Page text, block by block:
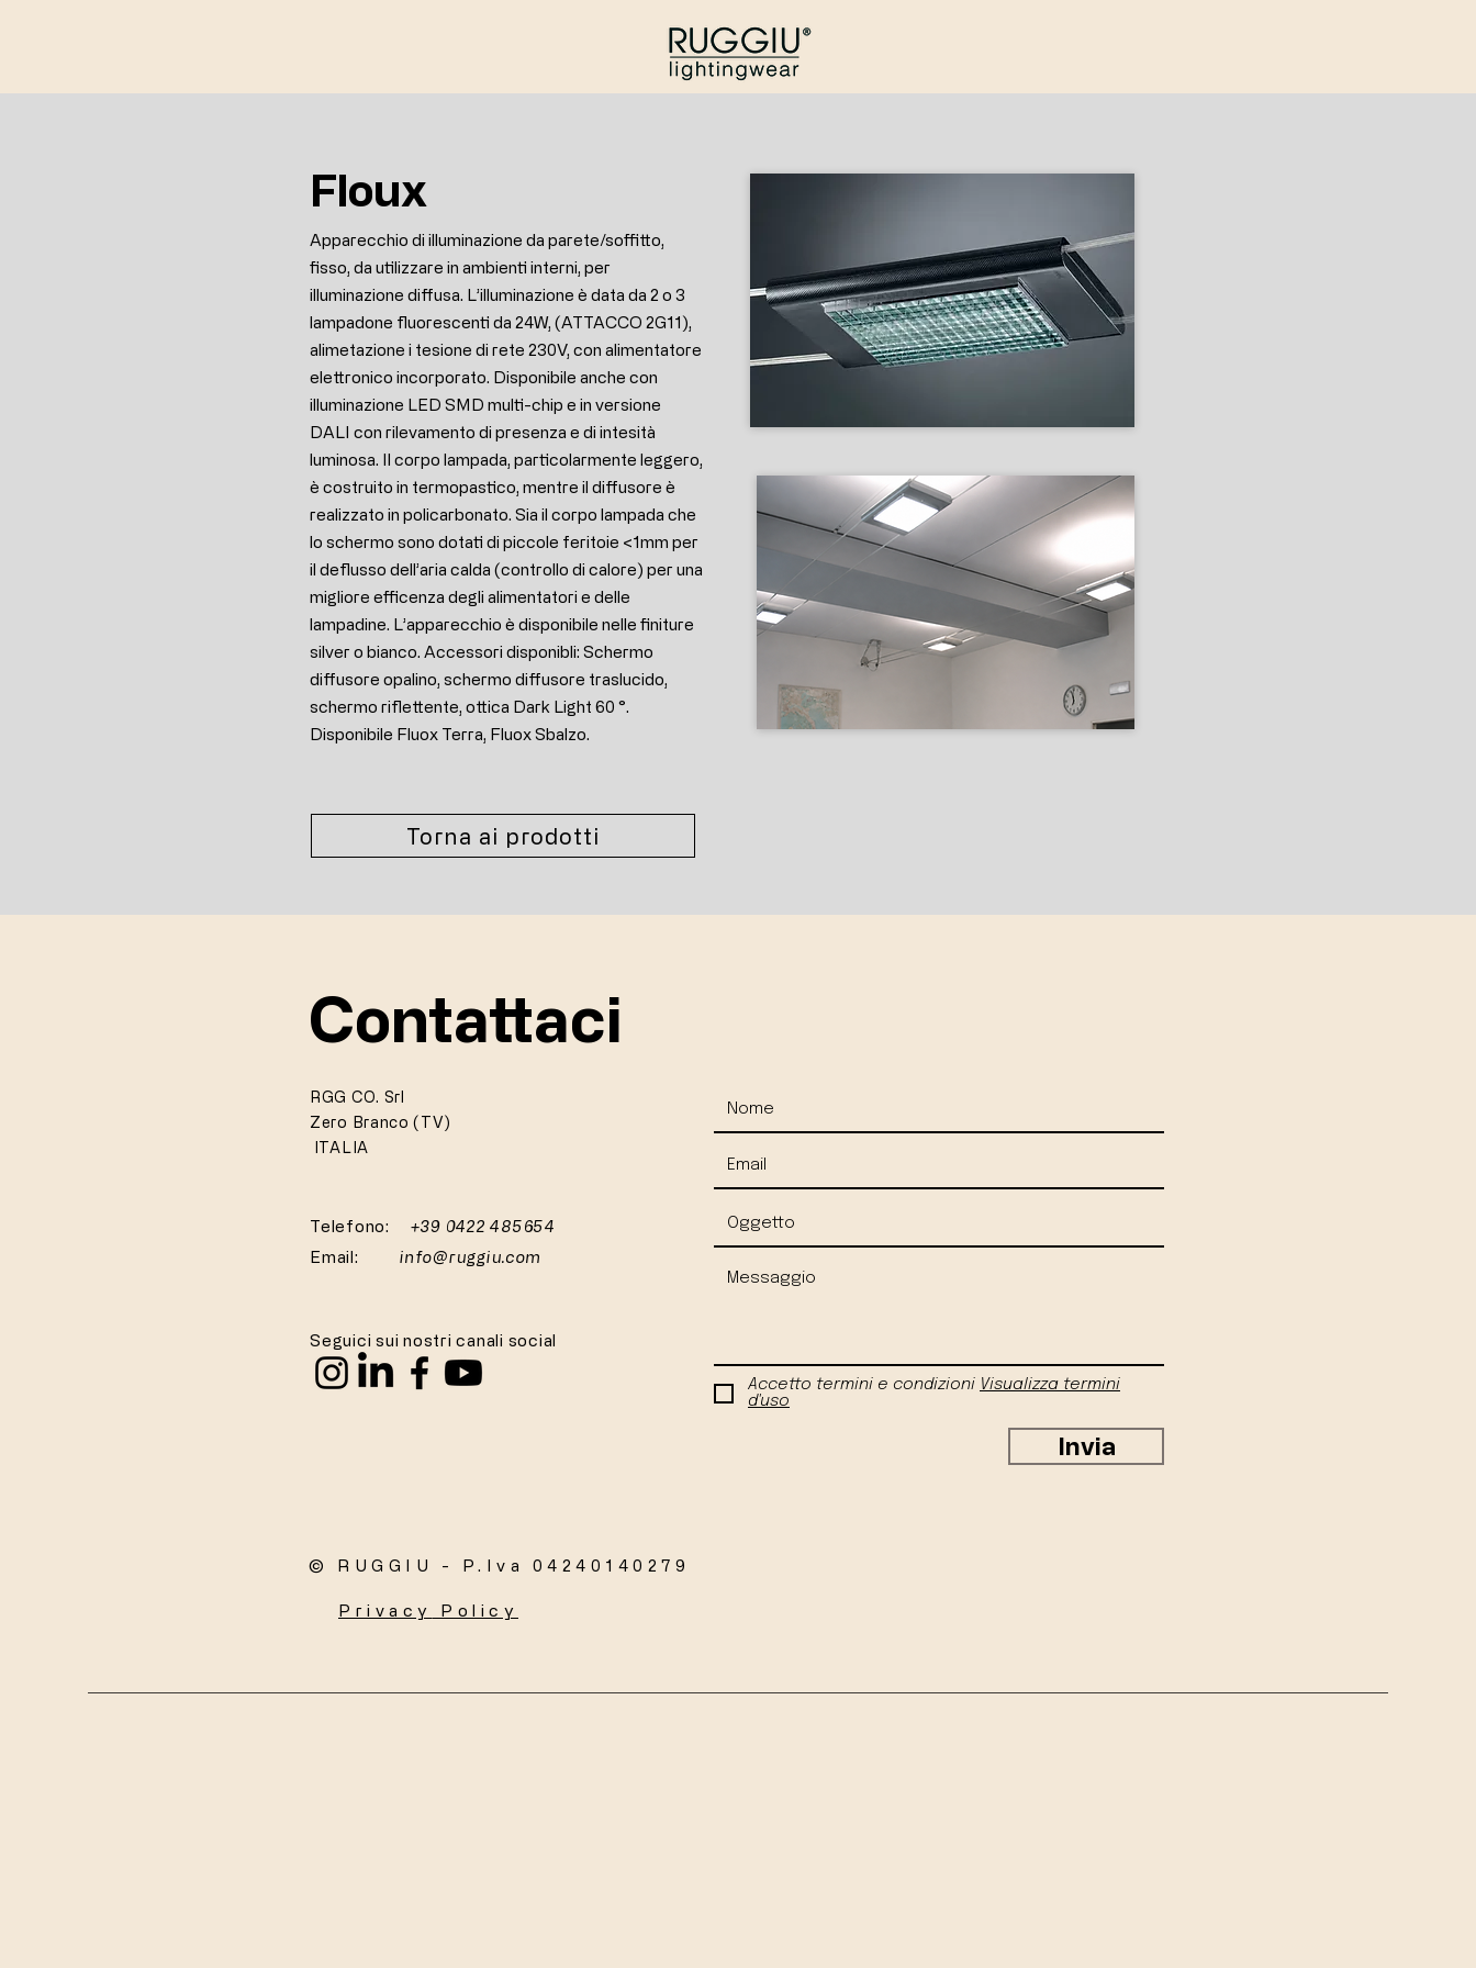
Floux
Apparecchio di illuminazione da parete/soffitto,
fisso, da utilizzare in ambienti interni, per
illuminazione diffusa. L’illuminazione è data da 2 o 3
lampadone fluorescenti da 24W, (ATTACCO 2G11),
alimetazione i tesione di rete 230V, con alimentatore
elettronico incorporato. Disponibile anche con
illuminazione LED SMD multi-chip e in versione
DALI con rilevamento di presenza e di intesità
luminosa. Il corpo lampada, particolarmente leggero,
è costruito in termopastico, mentre il diffusore è
realizzato in policarbonato. Sia il corpo lampada che
lo schermo sono dotati di piccole feritoie <1mm per
il deflusso dell’aria calda (controllo di calore) per una
migliore efficenza degli alimentatori e delle
lampadine. L’apparecchio è disponibile nelle finiture
silver o bianco. Accessori disponibli: Schermo
diffusore opalino, schermo diffusore traslucido,
schermo riflettente, ottica Dark Light 60 °.
Disponibile Fluox Terra, Fluox Sbalzo.
Torna ai prodotti
Contattaci
RGG CO. Srl
Zero Branco (TV)
ITALIA
Telefono:
+39 0422 485654
Email: info@ruggiu.com
Seguici sui nostri canali social
Accetto termini e condizioni Visualizza termini
d'uso
Invia
© RUGGIU - P.Iva 04240140279
Privacy Policy